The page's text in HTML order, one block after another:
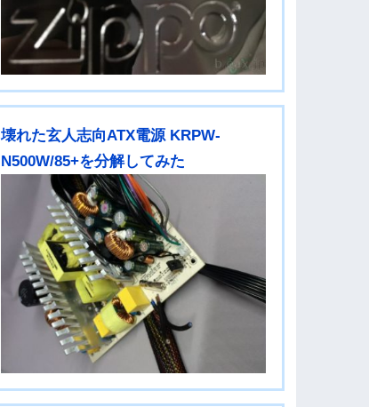
壊れた玄人志向ATX電源 KRPW-
N500W/85+を分解してみた